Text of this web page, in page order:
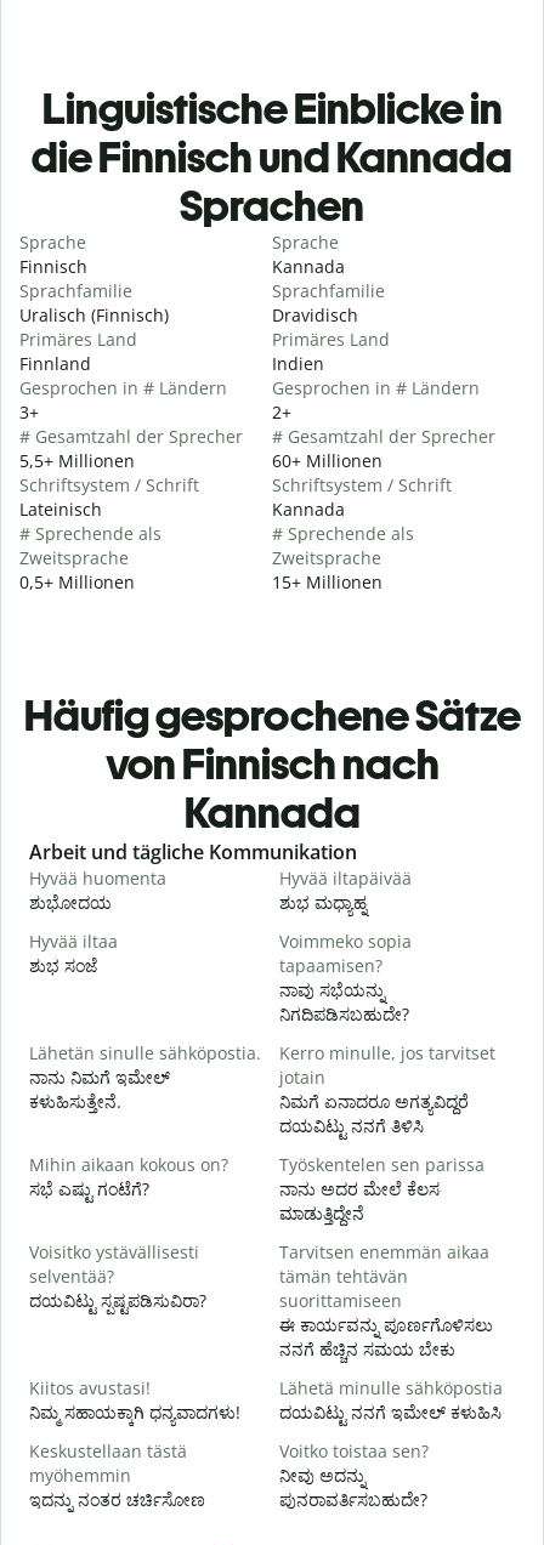
Linguistische Einblicke in
die Finnisch und Kannada
Sprachen
Sprache
Finnisch
Sprachfamilie
Uralisch (Finnisch)
Primäres Land
Finnland
Gesprochen in # Ländern
3+
# Gesamtzahl der Sprecher
5,5+ Millionen
Schriftsystem / Schrift
Lateinisch
# Sprechende als
Zweitsprache
0,5+ Millionen
Sprache
Kannada
Sprachfamilie
Dravidisch
Primäres Land
Indien
Gesprochen in # Ländern
2+
# Gesamtzahl der Sprecher
60+ Millionen
Schriftsystem / Schrift
Kannada
# Sprechende als
Zweitsprache
15+ Millionen
Häufig gesprochene Sätze
von Finnisch nach
Kannada
Slide 1 of 6
Arbeit und tägliche Kommunikation
Hyvää huomenta
ಶುಭೋದಯ
Hyvää iltapäivää
ಶುಭ ಮಧ್ಯಾಹ್ನ
Hyvää iltaa
ಶುಭ ಸಂಜೆ
Voimmeko sopia
tapaamisen?
ನಾವು ಸಭೆಯನ್ನು
ನಿಗದಿಪಡಿಸಬಹುದೇ?
Lähetän sinulle sähköpostia.
ನಾನು ನಿಮಗೆ ಇಮೇಲ್
ಕಳುಹಿಸುತ್ತೇನೆ.
Kerro minulle, jos tarvitset
jotain
ನಿಮಗೆ ಏನಾದರೂ ಅಗತ್ಯವಿದ್ದರೆ
ದಯವಿಟ್ಟು ನನಗೆ ತಿಳಿಸಿ
Mihin aikaan kokous on?
ಸಭೆ ಎಷ್ಟು ಗಂಟೆಗೆ?
Työskentelen sen parissa
ನಾನು ಅದರ ಮೇಲೆ ಕೆಲಸ
ಮಾಡುತ್ತಿದ್ದೇನೆ
Voisitko ystävällisesti
selventää?
ದಯವಿಟ್ಟು ಸ್ಪಷ್ಟಪಡಿಸುವಿರಾ?
Tarvitsen enemmän aikaa
tämän tehtävän
suorittamiseen
ಈ ಕಾರ್ಯವನ್ನು ಪೂರ್ಣಗೊಳಿಸಲು
ನನಗೆ ಹೆಚ್ಚಿನ ಸಮಯ ಬೇಕು
Kiitos avustasi!
ನಿಮ್ಮ ಸಹಾಯಕ್ಕಾಗಿ ಧನ್ಯವಾದಗಳು!
Lähetä minulle sähköpostia
ದಯವಿಟ್ಟು ನನಗೆ ಇಮೇಲ್ ಕಳುಹಿಸಿ
Keskustellaan tästä
myöhemmin
ಇದನ್ನು ನಂತರ ಚರ್ಚಿಸೋಣ
Voitko toistaa sen?
ನೀವು ಅದನ್ನು
ಪುನರಾವರ್ತಿಸಬಹುದೇ?